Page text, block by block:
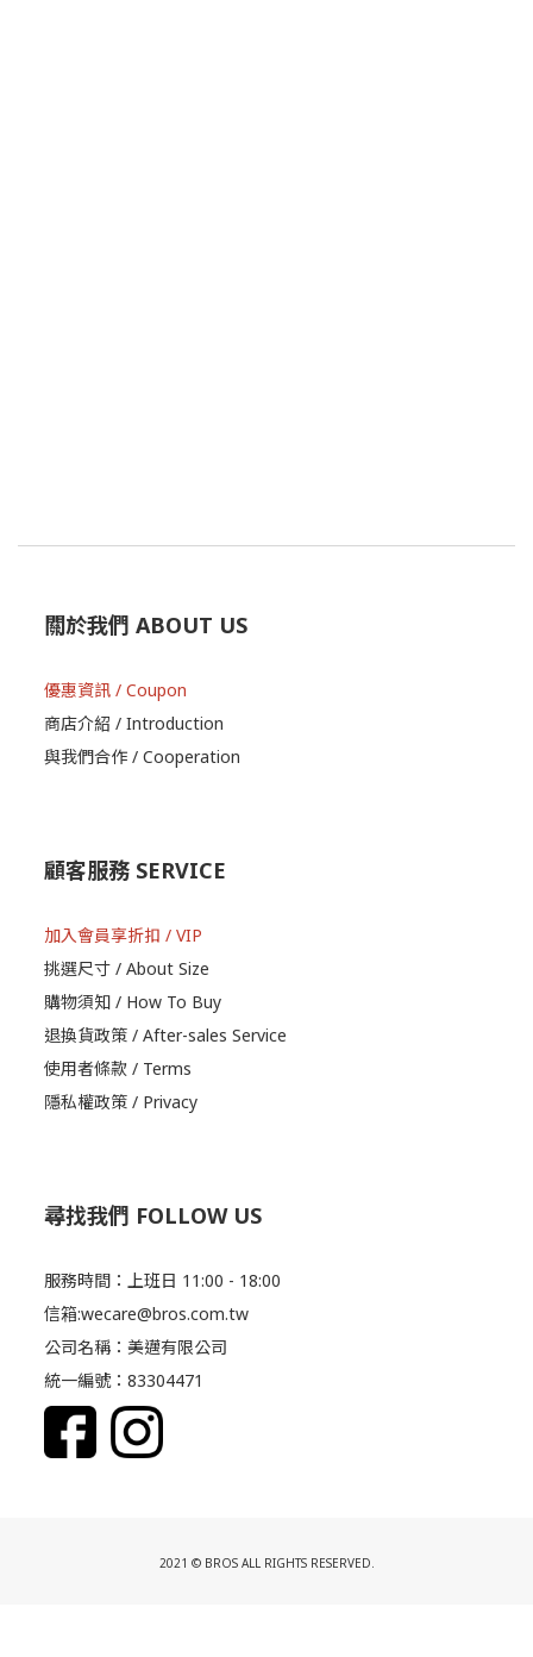
關於我們 ABOUT US
優惠資訊 / Coupon
商店介紹 / Introduction
與我們合作 / Cooperation
顧客服務 SERVICE
加入會員享折扣 / VIP
挑選尺寸 / About Size
購物須知 / How To Buy
退換貨政策 / After-sales Service
使用者條款 / Terms
隱私權政策 / Privacy
尋找我們 FOLLOW US
服務時間：上班日 11:00 - 18:00
信箱:wecare@bros.com.tw
公司名稱：美邁有限公司
統一編號：83304471
2021 © BROS ALL RIGHTS RESERVED.